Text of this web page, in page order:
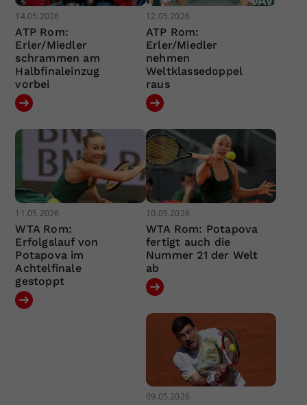
14.05.2026
ATP Rom:
Erler/Miedler
schrammen am
Halbfinaleinzug
vorbei
12.05.2026
ATP Rom:
Erler/Miedler
nehmen
Weltklassedoppel
raus
11.05.2026
WTA Rom:
Erfolgslauf von
Potapova im
Achtelfinale
gestoppt
10.05.2026
WTA Rom: Potapova
fertigt auch die
Nummer 21 der Welt
ab
09.05.2026